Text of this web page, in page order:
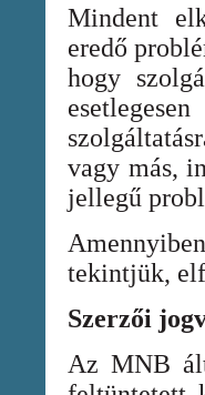
Mindent
eredő
hogy
vagy más,
jellegű
tekintjük,
Szerzői
Az MNB